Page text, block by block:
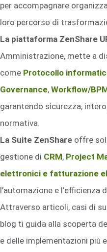
per accompagnare
loro percorso di
La piattaforma ZenShare
Amministrazione, mette a
come Protocollo
Governance, Workflow/
garantendo sicurezza,
normativa.
La Suite ZenShare offre
gestione di CRM, Project
elettronici e fatturazione
l’automazione e l’efficienza
Attraverso articoli, casi di
blog ti guida alla scoperta
e delle implementazioni più